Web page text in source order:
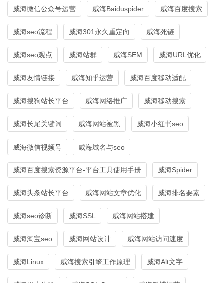
威海微信公众号运营 威海Baiduspider 威海百度搜索
威海seo流程 威海301永久重定向 威海死链
威海seo观点 威海站群 威海SEM 威海URL优化
威海友情链接 威海知乎运营 威海百度移动适配
威海搜狗站长平台 威海网络推广 威海移动搜索
威海长尾关键词 威海网站被黑 威海小红书seo
威海微信视频号 威海域名与seo
威海百度搜索资源平台-平台工具使用手册 威海Spider
威海头条站长平台 威海网站文章优化 威海排名要素
威海seo诊断 威海SSL 威海网站搭建
威海淘宝seo 威海网站设计 威海网站访问速度
威海Linux 威海搜索引擎工作原理 威海Alt文字